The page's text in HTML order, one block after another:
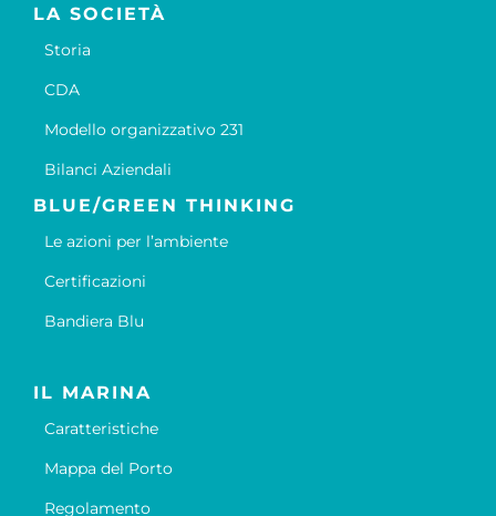
LA SOCIETÀ
Storia
CDA
Modello organizzativo 231
Bilanci Aziendali
BLUE/GREEN THINKING
Le azioni per l’ambiente
Certificazioni
Bandiera Blu
IL MARINA
Caratteristiche
Mappa del Porto
Regolamento